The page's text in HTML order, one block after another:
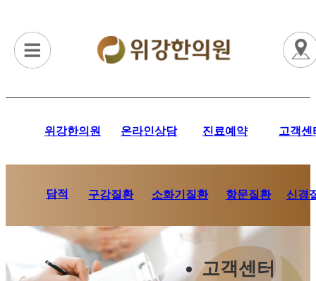
위강한의원 온라인상담 진료예약 고객센
담적 구강질환 소화기질환 항문질환 신경
고객센터